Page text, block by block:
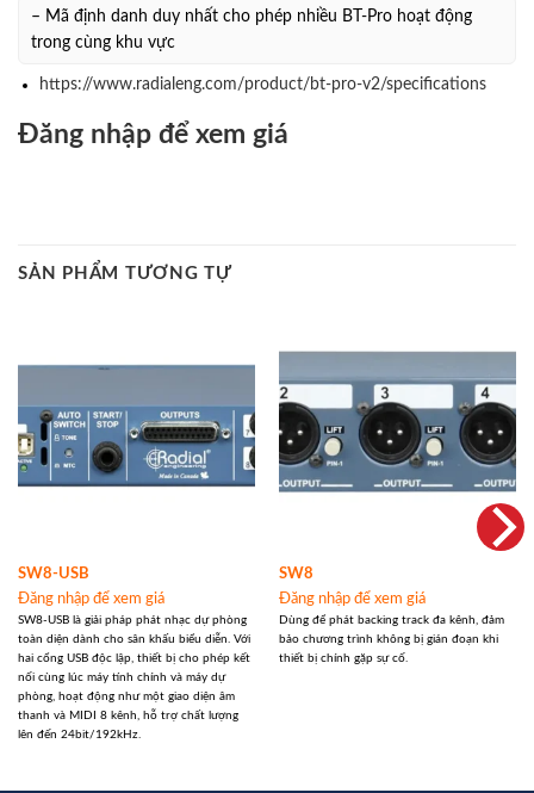
– Mã định danh duy nhất cho phép nhiều BT-Pro hoạt động
trong cùng khu vực
https://www.radialeng.com/product/bt-pro-v2/specifications
Đăng nhập để xem giá
SẢN PHẨM TƯƠNG TỰ
SW8-USB
Đăng nhập để xem giá
SW8-USB là giải pháp phát nhạc dự phòng
toàn diện dành cho sân khấu biểu diễn. Với
hai cổng USB độc lập, thiết bị cho phép kết
nối cùng lúc máy tính chính và máy dự
phòng, hoạt động như một giao diện âm
thanh và MIDI 8 kênh, hỗ trợ chất lượng
lên đến 24bit/192kHz.
SW8
Đăng nhập để xem giá
Dùng để phát backing track đa kênh, đảm
bảo chương trình không bị gián đoạn khi
thiết bị chính gặp sự cố.